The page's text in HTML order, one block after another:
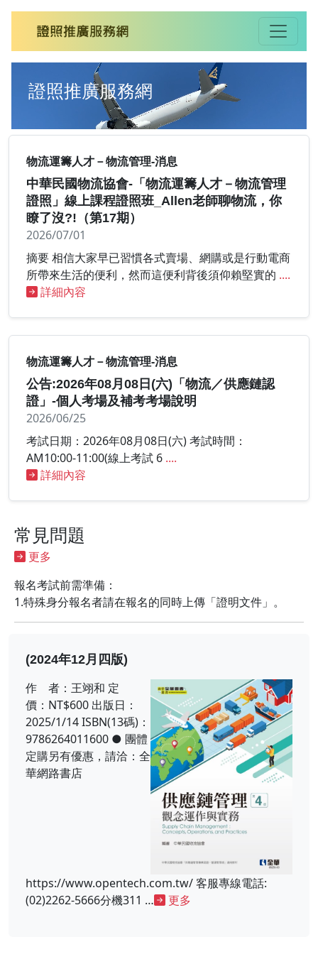
證照推廣服務網
物流運籌人才－物流管理-消息
中華民國物流協會-「物流運籌人才－物流管理
證照」線上課程證照班_Allen老師聊物流，你
瞭了沒?!（第17期）
2026/07/01
摘要 相信大家早已習慣各式賣場、網購或是行動電商
所帶來生活的便利，然而這便利背後須仰賴堅實的 ....
詳細內容
物流運籌人才－物流管理-消息
公告:2026年08月08日(六)「物流／供應鏈認
證」-個人考場及補考考場說明
2026/06/25
考試日期：2026年08月08日(六) 考試時間：
AM10:00-11:00(線上考試 6 ....
詳細內容
常見問題
更多
報名考試前需準備：
1.特殊身分報名者請在報名的同時上傳「證明文件」。
(2024年12月四版)
作 者：王翊和 定
價：NT$600 出版日：
2025/1/14 ISBN(13碼)：
9786264011600 ● 團體
定購另有優惠，請洽：全
華網路書店
https://www.opentech.com.tw/ 客服專線電話:
(02)2262-5666分機311 …
更多